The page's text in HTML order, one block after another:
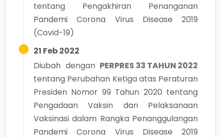
tentang Pengakhiran Penanganan
Pandemi Corona Virus Disease 2019
(Covid-19)
21 Feb 2022
Diubah dengan PERPRES 33 TAHUN 2022
tentang Perubahan Ketiga atas Peraturan
Presiden Nomor 99 Tahun 2020 tentang
Pengadaan Vaksin dan Pelaksanaan
Vaksinasi dalam Rangka Penanggulangan
Pandemi Corona Virus Disease 2019